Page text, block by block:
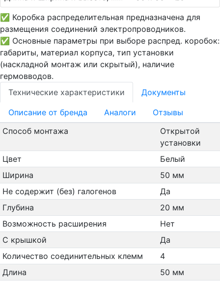
✅ Коробка распределительная предназначена для
размещения соединений электропроводников.
✅ Основные параметры при выборе распред. коробок:
габариты, материал корпуса, тип установки
(наскладной монтаж или скрытый), наличие
гермовводов.
Технические характеристики
Документы
Oписание от бренда Аналоги
Отзывы
Способ монтажа
Открытой
установки
Цвет
Белый
Ширина
50 мм
Не содержит (без) галогенов
Да
Глубина
20 мм
Возможность расширения
Нет
С крышкой
Да
Количество соединительных клемм
4
Длина
50 мм